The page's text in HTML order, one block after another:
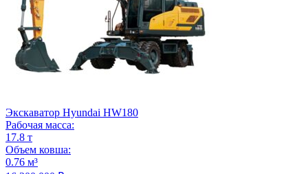
Экскаватор Hyundai HW180
Рабочая масса:
17.8 т
Объем ковша:
0.76 м³